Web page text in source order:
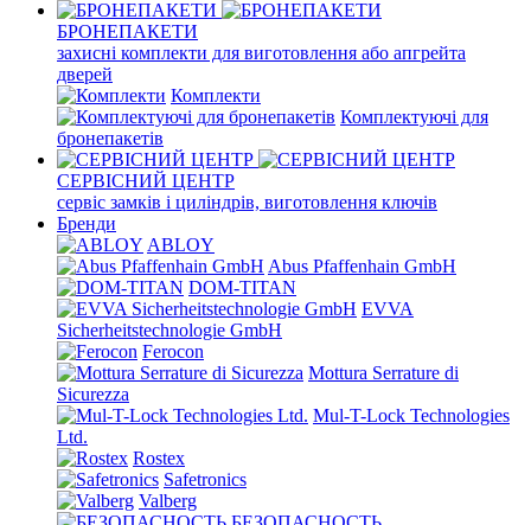
БРОНЕПАКЕТИ
захисні комплекти для виготовлення або апгрейта
дверей
Комплекти
Комплектуючі для
бронепакетів
СЕРВІСНИЙ ЦЕНТР
сервіс замків і циліндрів, виготовлення ключів
Бренди
ABLOY
Abus Pfaffenhain GmbH
DOM-TITAN
EVVA
Sicherheitstechnologie GmbH
Ferocon
Mottura Serrature di
Sicurezza
Mul-T-Lock Technologies
Ltd.
Rostex
Safetronics
Valberg